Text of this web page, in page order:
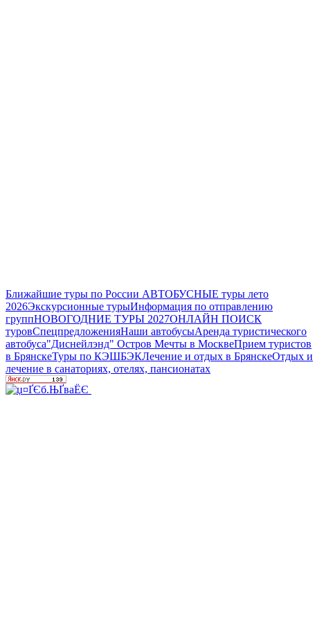
Ближайшие туры по России АВТОБУСНЫЕ туры лето
2026Экскурсионные турыИнформация по отправлению
группНОВОГОДНИЕ ТУРЫ 2027ОНЛАЙН ПОИСК
туровСпецпредложенияНаши автобусыАренда туристического
автобуса"Диснейлэнд" Остров Мечты в МосквеПрием туристов
в БрянскеТуры по КЭШБЭКЛечение и отдых в БрянскеОтдых и
лечение в санаториях, отелях, пансионатах